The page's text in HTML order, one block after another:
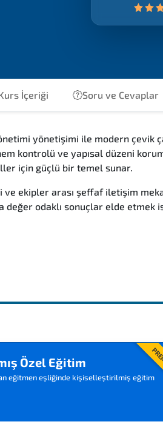
İçeriği Soru ve Cevaplar
yönetişimi ile modern çevik
kontrolü ve yapısal düzeni
için güçlü bir temel sunar.
ekipler arası şeffaf iletişim
odaklı sonuçlar elde etmek
Özel Eğitim
eğitmen eşliğinde kişiselleştirilmiş eğitim